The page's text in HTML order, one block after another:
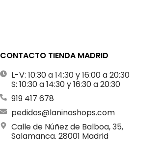
CONTACTO TIENDA MADRID
L-V: 10:30 a 14:30 y 16:00 a 20:30
S: 10:30 a 14:30 y 16:30 a 20:30
919 417 678
pedidos@laninashops.com
Calle de Núñez de Balboa, 35,
Salamanca. 28001 Madrid